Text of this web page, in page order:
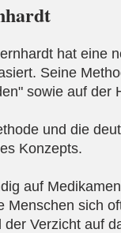
hat eine
Seine
sowie auf der
und die
Konzepts.
auf
Menschen sich
Verzicht auf